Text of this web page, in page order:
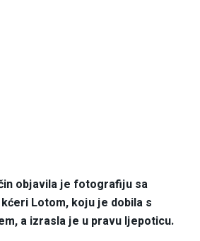
objavila je fotografiju sa
Lotom, koju je dobila s
a izrasla je u pravu ljepoticu.